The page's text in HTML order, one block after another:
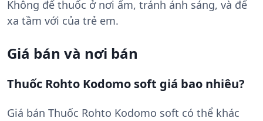
Không để thuốc ở nơi ẩm, tránh ánh sáng, và để
xa tầm với của trẻ em.
Giá bán và nơi bán
Thuốc Rohto Kodomo soft giá bao nhiêu?
Giá bán Thuốc Rohto Kodomo soft có thể khác